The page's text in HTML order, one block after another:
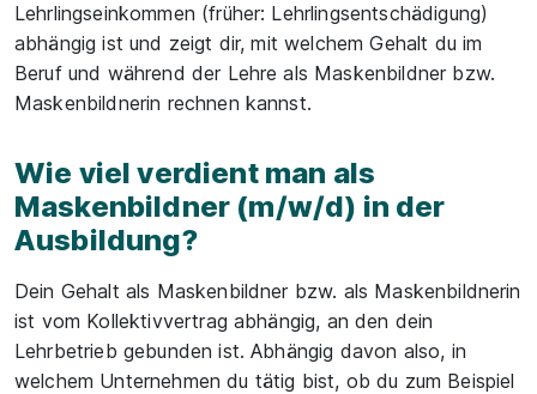
Lehrlingseinkommen (früher: Lehrlingsentschädigung)
abhängig ist und zeigt dir, mit welchem Gehalt du im
Beruf und während der Lehre als Maskenbildner bzw.
Maskenbildnerin rechnen kannst.
Wie viel verdient man als
Maskenbildner (m/w/d) in der
Ausbildung?
Dein Gehalt als Maskenbildner bzw. als Maskenbildnerin
ist vom Kollektivvertrag abhängig, an den dein
Lehrbetrieb gebunden ist. Abhängig davon also, in
welchem Unternehmen du tätig bist, ob du zum Beispiel